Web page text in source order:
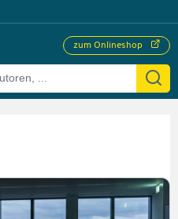
zum Onlineshop